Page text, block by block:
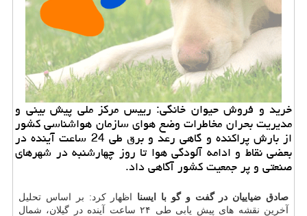
خرید و فروش حیوان خانگی: رییس مرکز ملی پیش بینی و
مدیریت بحران مخاطرات وضع هوای سازمان هواشناسی کشور
از بارش پراکنده و گاهی رعد و برق طی 24 ساعت آینده در
بعضی نقاط و ادامه آلودگی هوا تا روز چهارشنبه در شهرهای
صنعتی و پر جمعیت کشور آگاهی داد.
صادق ضیاییان در گفت و گو با ایسنا اظهار کرد: بر اساس تحلیل
آخرین نقشه های پیش یابی طی ۲۴ ساعت آینده در گیلان، شمال